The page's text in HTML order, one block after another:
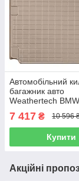
Автомобільний
багажник авто
Weathertech
18 бежевий за
БМВ Х5
7 417 ₴ 10 596
Купити
Акційні